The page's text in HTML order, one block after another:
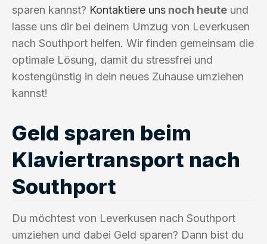
sparen kannst? Kontaktiere uns noch heute und
lasse uns dir bei deinem Umzug von Leverkusen
nach Southport helfen. Wir finden gemeinsam die
optimale Lösung, damit du stressfrei und
kostengünstig in dein neues Zuhause umziehen
kannst!
Geld sparen beim
Klaviertransport nach
Southport
Du möchtest von Leverkusen nach Southport
umziehen und dabei Geld sparen? Dann bist du